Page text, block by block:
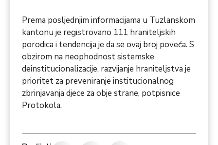
Prema posljednjim informacijama u Tuzlanskom
kantonu je registrovano 111 hraniteljskih
porodica i tendencija je da se ovaj broj poveća. S
obzirom na neophodnost sistemske
deinstitucionalizacije, razvijanje hraniteljstva je
prioritet za preveniranje institucionalnog
zbrinjavanja djece za obje strane, potpisnice
Protokola.